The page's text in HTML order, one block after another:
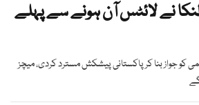
نے لائٹس آن ہونے سے پہلے
جواز بنا کر پاکستانی پیشکش مسترد کردی، میچز